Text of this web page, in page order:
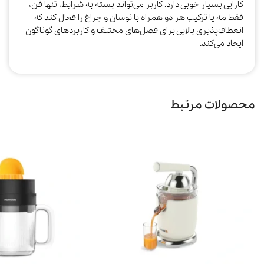
کارایی بسیار خوبی دارد. کاربر می‌تواند بسته به شرایط، تنها فن،
فقط مه یا ترکیب هر دو همراه با نوسان و چراغ را فعال کند که
انعطاف‌پذیری بالایی برای فصل‌های مختلف و کاربردهای گوناگون
ایجاد می‌کند.
محصولات مرتبط